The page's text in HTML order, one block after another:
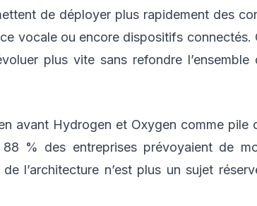
de déployer plus rapidement des
vocale ou encore dispositifs connectés.
plus vite sans refondre l’ensemble
avant Hydrogen et Oxygen comme pile
% des entreprises prévoyaient de
l’architecture n’est plus un sujet